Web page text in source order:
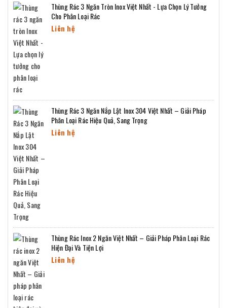
Thùng Rác 3 Ngăn Tròn Inox Việt Nhất - Lựa Chọn Lý Tưởng
Cho Phân Loại Rác
Liên hệ
Thùng Rác 3 Ngăn Nắp Lật Inox 304 Việt Nhất – Giải Pháp
Phân Loại Rác Hiệu Quả, Sang Trọng
Liên hệ
Thùng Rác Inox 2 Ngăn Việt Nhất – Giải Pháp Phân Loại Rác
Hiện Đại Và Tiện Lợi
Liên hệ